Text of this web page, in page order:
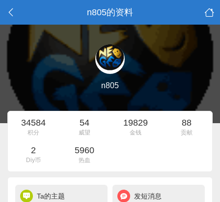
n805的资料
n805
34584
积分
54
威望
19829
金钱
88
贡献
2
Diy币
5960
热血
Ta的主题 发短消息